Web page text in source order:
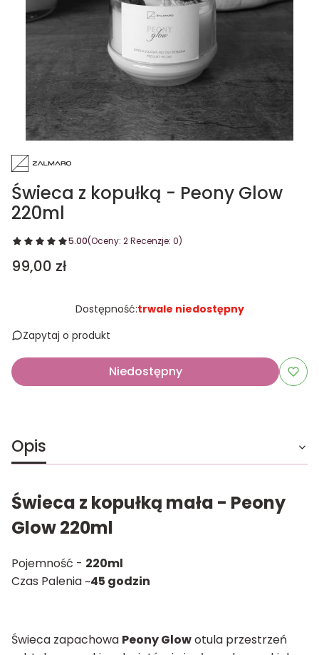
Świeca z kopułką - Peony Glow
220ml
5.00(Oceny: 2 Recenzje: 0)
Cena
99,00 zł
Dostępność:trwale niedostępny
Zapytaj o produkt
Niedostępny
Opis
Świeca z kopułką mała - Peony
Glow 220ml
Pojemność - 220ml
Czas Palenia ~45 godzin
Świeca zapachowa Peony Glowotula przestrzeń